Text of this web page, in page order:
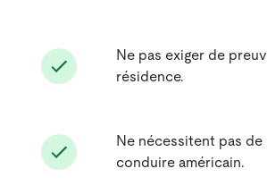
Ne pas exiger de
résidence.
Ne nécessitent pas de
conduire américain.